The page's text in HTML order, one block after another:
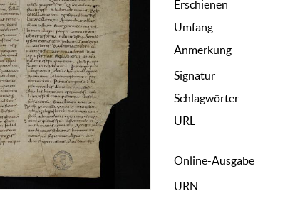
Erschienen
Umfang
Anmerkung
Signatur
Schlagwörter
URL
Online-Ausgabe
URN